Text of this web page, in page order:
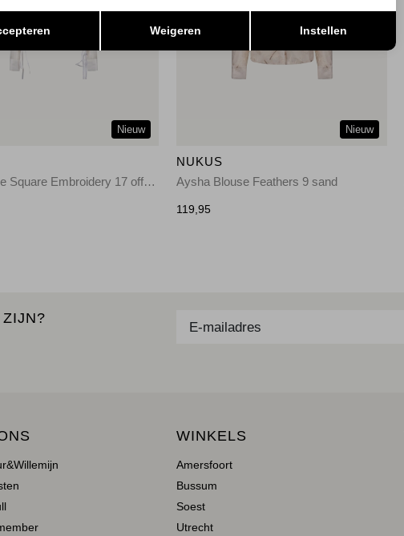
Nieuw
Ally Blouse Square Embroidery 17 off white
Nieuw
NUKUS
Aysha Blouse Feathers 9 sand
119,95
WINKELS
Amersfoort
Bussum
Soest
Utrecht
Weigeren Instellen